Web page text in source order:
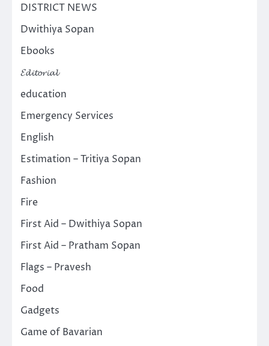
DISTRICT NEWS
Dwithiya Sopan
Ebooks
𝓔𝓭𝓲𝓽𝓸𝓻𝓲𝓪𝓵
education
Emergency Services
English
Estimation – Tritiya Sopan
Fashion
Fire
First Aid – Dwithiya Sopan
First Aid – Pratham Sopan
Flags – Pravesh
Food
Gadgets
Game of Bavarian